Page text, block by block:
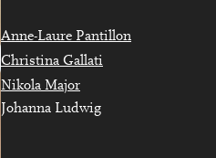
oder Bekannte via E-
aufmerksam.
Anne-Laure Pantillon
Christina Gallati
Nikola Major
Johanna Ludwig
21. Mai,